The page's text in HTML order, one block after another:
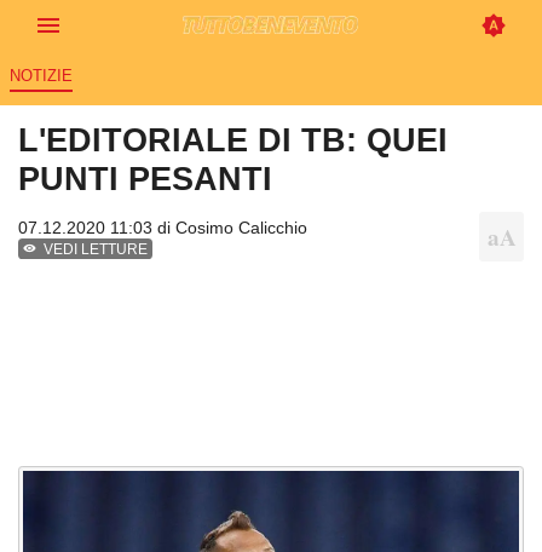
NOTIZIE
L'EDITORIALE DI TB: QUEI
PUNTI PESANTI
07.12.2020 11:03 di Cosimo Calicchio
VEDI LETTURE